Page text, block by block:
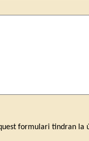
formulari tindran